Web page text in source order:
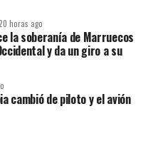
20 horas ago
la soberanía de Marruecos
y da un giro a su
cambió de piloto y el avión